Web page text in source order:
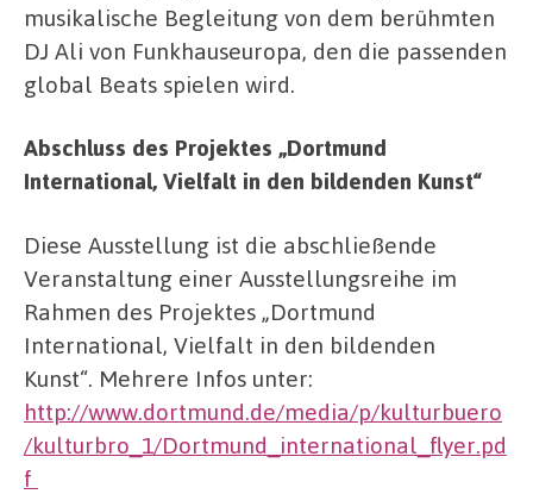
musikalische Begleitung von dem berühmten
DJ Ali von Funkhauseuropa, den die passenden
global Beats spielen wird.
Abschluss des Projektes „Dortmund
International, Vielfalt in den bildenden Kunst“
Diese Ausstellung ist die abschließende
Veranstaltung einer Ausstellungsreihe im
Rahmen des Projektes „Dortmund
International, Vielfalt in den bildenden
Kunst“. Mehrere Infos unter:
http://www.dortmund.de/media/p/kulturbuero
/kulturbro_1/Dortmund_international_flyer.pd
f